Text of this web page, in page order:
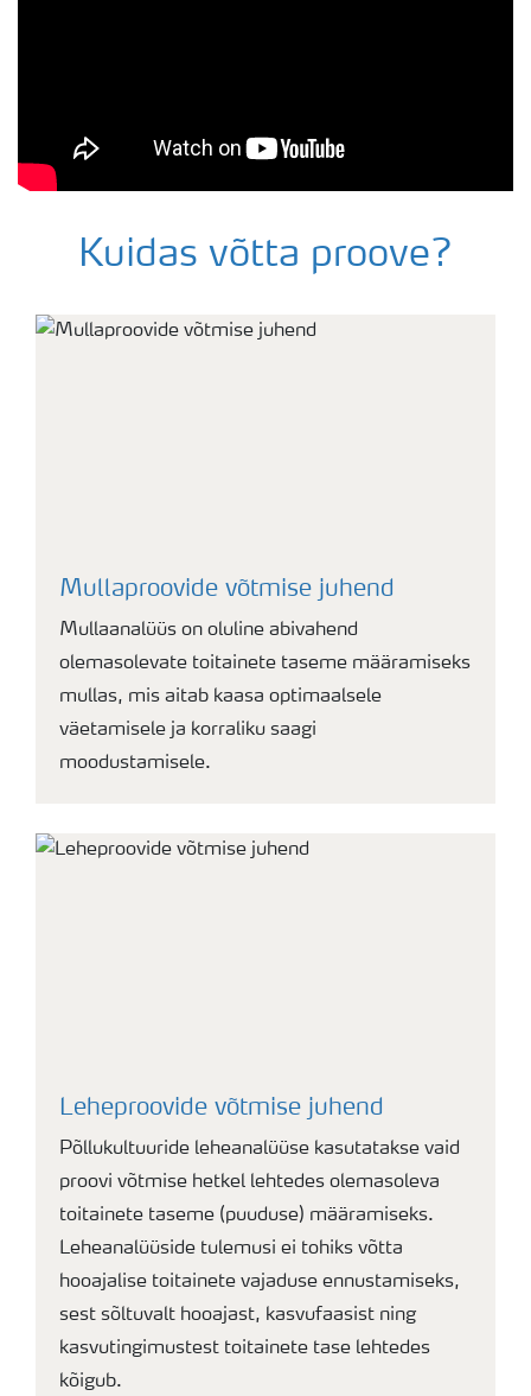
Kuidas võtta proove?
Mullaproovide võtmise juhend
Mullaanalüüs on oluline abivahend
olemasolevate toitainete taseme määramiseks
mullas, mis aitab kaasa optimaalsele
väetamisele ja korraliku saagi
moodustamisele.
Leheproovide võtmise juhend
Põllukultuuride leheanalüüse kasutatakse vaid
proovi võtmise hetkel lehtedes olemasoleva
toitainete taseme (puuduse) määramiseks.
Leheanalüüside tulemusi ei tohiks võtta
hooajalise toitainete vajaduse ennustamiseks,
sest sõltuvalt hooajast, kasvufaasist ning
kasvutingimustest toitainete tase lehtedes
kõigub.